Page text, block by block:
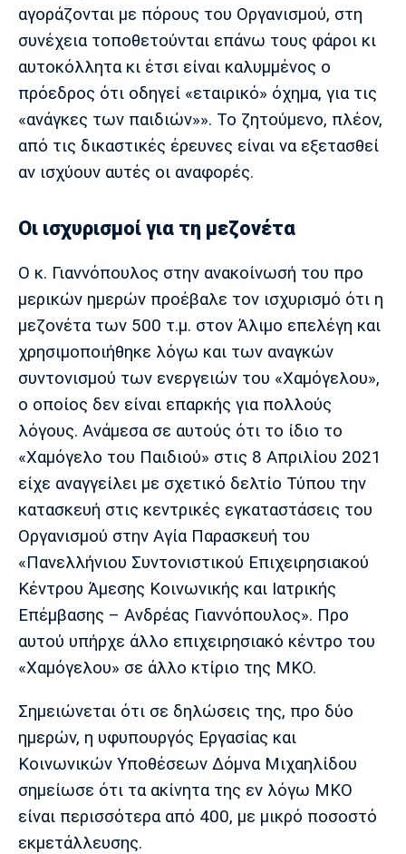
αγοράζονται με πόρους του Οργανισμού, στη
συνέχεια τοποθετούνται επάνω τους φάροι κι
αυτοκόλλητα κι έτσι είναι καλυμμένος ο
πρόεδρος ότι οδηγεί «εταιρικό» όχημα, για τις
«ανάγκες των παιδιών»». Το ζητούμενο, πλέον,
από τις δικαστικές έρευνες είναι να εξετασθεί
αν ισχύουν αυτές οι αναφορές.
Οι ισχυρισμοί για τη μεζονέτα
Ο κ. Γιαννόπουλος στην ανακοίνωσή του προ
μερικών ημερών προέβαλε τον ισχυρισμό ότι η
μεζονέτα των 500 τ.μ. στον Άλιμο επελέγη και
χρησιμοποιήθηκε λόγω και των αναγκών
συντονισμού των ενεργειών του «Χαμόγελου»,
ο οποίος δεν είναι επαρκής για πολλούς
λόγους. Ανάμεσα σε αυτούς ότι το ίδιο το
«Χαμόγελο του Παιδιού» στις 8 Απριλίου 2021
είχε αναγγείλει με σχετικό δελτίο Τύπου την
κατασκευή στις κεντρικές εγκαταστάσεις του
Οργανισμού στην Αγία Παρασκευή του
«Πανελλήνιου Συντονιστικού Επιχειρησιακού
Κέντρου Άμεσης Κοινωνικής και Ιατρικής
Επέμβασης – Ανδρέας Γιαννόπουλος». Προ
αυτού υπήρχε άλλο επιχειρησιακό κέντρο του
«Χαμόγελου» σε άλλο κτίριο της ΜΚΟ.
Σημειώνεται ότι σε δηλώσεις της, προ δύο
ημερών, η υφυπουργός Εργασίας και
Κοινωνικών Υποθέσεων Δόμνα Μιχαηλίδου
σημείωσε ότι τα ακίνητα της εν λόγω ΜΚΟ
είναι περισσότερα από 400, με μικρό ποσοστό
εκμετάλλευσης.